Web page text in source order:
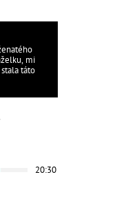
mi
táto
20:30